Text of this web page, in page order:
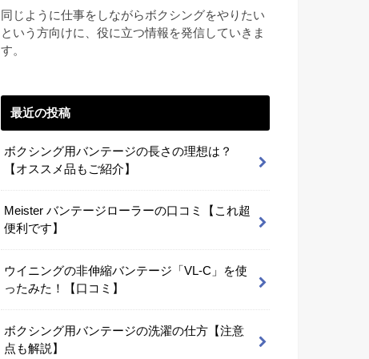
同じように仕事をしながらボクシングをやりたい
という方向けに、役に立つ情報を発信していきま
す。
最近の投稿
ボクシング用バンテージの長さの理想は？
【オススメ品もご紹介】
Meister バンテージローラーの口コミ【これ超
便利です】
ウイニングの非伸縮バンテージ「VL-C」を使
ったみた！【口コミ】
ボクシング用バンテージの洗濯の仕方【注意
点も解説】